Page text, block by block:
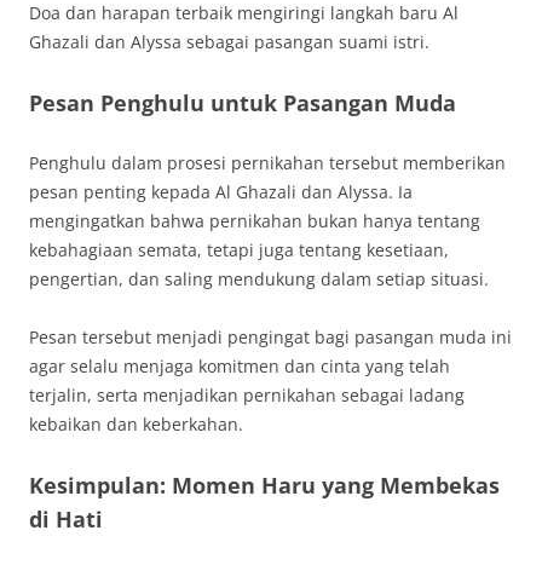
Doa dan harapan terbaik mengiringi langkah baru Al
Ghazali dan Alyssa sebagai pasangan suami istri.
Pesan Penghulu untuk Pasangan Muda
Penghulu dalam prosesi pernikahan tersebut memberikan
pesan penting kepada Al Ghazali dan Alyssa. Ia
mengingatkan bahwa pernikahan bukan hanya tentang
kebahagiaan semata, tetapi juga tentang kesetiaan,
pengertian, dan saling mendukung dalam setiap situasi.
Pesan tersebut menjadi pengingat bagi pasangan muda ini
agar selalu menjaga komitmen dan cinta yang telah
terjalin, serta menjadikan pernikahan sebagai ladang
kebaikan dan keberkahan.
Kesimpulan: Momen Haru yang Membekas
di Hati